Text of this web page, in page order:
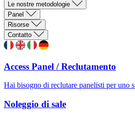
Le nostre metodologie
Panel
Risorse
Contatto
Access Panel / Reclutamento
Hai bisogno di reclutare panelisti per uno
Noleggio di sale